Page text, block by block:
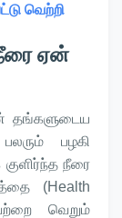
வெற்றி
ஏன்
தங்களுடைய
பழகி
நீரை
(Health
வெறும்